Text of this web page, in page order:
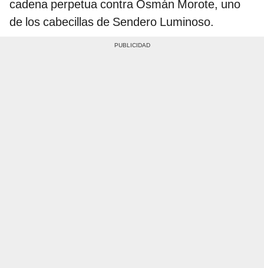
cadena perpetua contra Osmán Morote, uno
de los cabecillas de Sendero Luminoso.